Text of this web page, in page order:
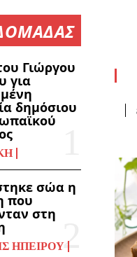
Γιώργου
για
δημόσιου
σώα η
που
στη
ΗΠΕΊΡΟΥ